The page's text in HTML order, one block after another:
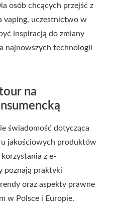
osób chcących przejść z
vaping, uczestnictwo w
inspiracją do zmiany
najnowszych technologii
na
świadomość dotycząca
jakościowych produktów
z e-
poznają praktyki
oraz aspekty prawne
w Polsce i Europie.